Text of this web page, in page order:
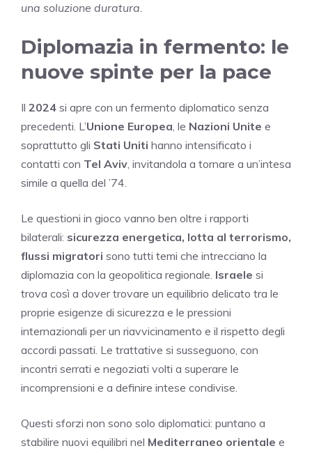
una soluzione duratura.
Diplomazia in fermento: le
nuove spinte per la pace
Il 2024 si apre con un fermento diplomatico senza
precedenti. L’Unione Europea, le Nazioni Unite e
soprattutto gli Stati Uniti hanno intensificato i
contatti con Tel Aviv, invitandola a tornare a un’intesa
simile a quella del ’74.
Le questioni in gioco vanno ben oltre i rapporti
bilaterali: sicurezza energetica, lotta al terrorismo,
flussi migratori sono tutti temi che intrecciano la
diplomazia con la geopolitica regionale. Israele si
trova così a dover trovare un equilibrio delicato tra le
proprie esigenze di sicurezza e le pressioni
internazionali per un riavvicinamento e il rispetto degli
accordi passati. Le trattative si susseguono, con
incontri serrati e negoziati volti a superare le
incomprensioni e a definire intese condivise.
Questi sforzi non sono solo diplomatici: puntano a
stabilire nuovi equilibri nel Mediterraneo orientale e